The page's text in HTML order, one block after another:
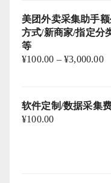
美团外卖采集助手
方式/新商家/指定分
等
¥100.00 –¥3,000.00
软件定制/数据采集
¥100.00